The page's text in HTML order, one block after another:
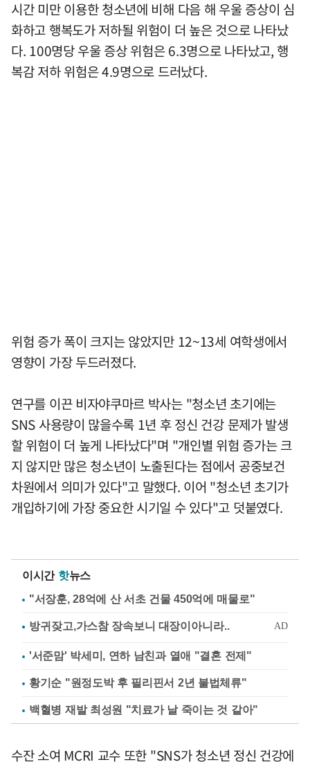
시간 미만 이용한 청소년에 비해 다음 해 우울 증상이 심
화하고 행복도가 저하될 위험이 더 높은 것으로 나타났
다. 100명당 우울 증상 위험은 6.3명으로 나타났고, 행
복감 저하 위험은 4.9명으로 드러났다.
위험 증가 폭이 크지는 않았지만 12~13세 여학생에서
영향이 가장 두드러졌다.
연구를 이끈 비자야쿠마르 박사는 "청소년 초기에는
SNS 사용량이 많을수록 1년 후 정신 건강 문제가 발생
할 위험이 더 높게 나타났다"며 "개인별 위험 증가는 크
지 않지만 많은 청소년이 노출된다는 점에서 공중보건
차원에서 의미가 있다"고 말했다. 이어 "청소년 초기가
개입하기에 가장 중요한 시기일 수 있다"고 덧붙였다.
이시간 핫뉴스
"서장훈, 28억에 산 서초 건물 450억에 매물로"
'서준맘' 박세미, 연하 남친과 열애 "결혼 전제"
황기순 "원정도박 후 필리핀서 2년 불법체류"
백혈병 재발 최성원 "치료가 날 죽이는 것 같아"
수잔 소여 MCRI 교수 또한 "SNS가 청소년 정신 건강에